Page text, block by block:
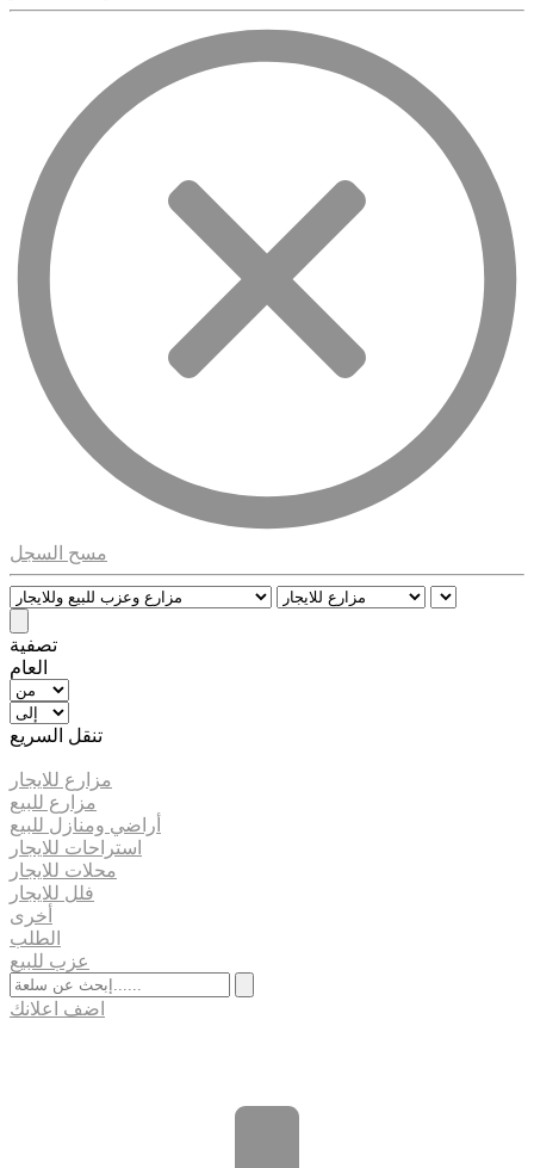
مسح السجل
تصفية
العام
تنقل السريع
مزارع للايجار
مزارع للبيع
أراضي ومنازل للبيع
استراحات للايجار
محلات للايجار
فلل للايجار
أخرى
الطلب
عزب للبيع
اضف اعلانك